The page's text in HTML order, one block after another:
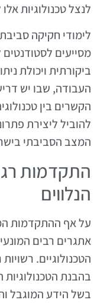
לנצל טכנולוגיות
לימודי חקיקה
מסייעים
ביקורתית ויכולת
העבודה, שבו יש
הקשרים בין
להוביל ליצירת
המצב הסביבתי
התקדמות
הנלווים
על אף ההתקדמות
אתגרים רבים
הטכנולוגיים.
בהבנת
בשל הידע המוגבל